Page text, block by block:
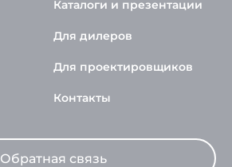
Каталоги и презентации
Для дилеров
Для проектировщиков
Контакты
Обратная связь